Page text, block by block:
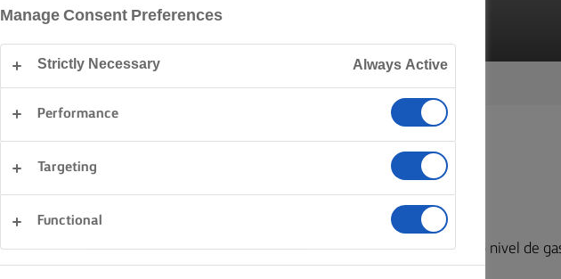
1 hora 25 min tiempo de cocción
1 Precalienta el horno a 160 °C (140 °C con convección o nivel de
Manage Consent Preferences
Strictly Necessary Always Active
Performance
Targeting
Functional